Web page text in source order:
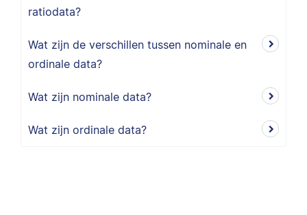
ratiodata?
Wat zijn de verschillen tussen nominale en
ordinale data?
Wat zijn nominale data?
Wat zijn ordinale data?